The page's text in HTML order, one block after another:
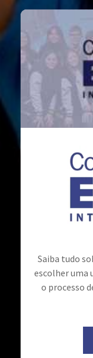
Saiba tudo
escolher uma
o processo